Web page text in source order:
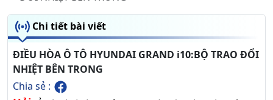
Chi tiết bài viết
ĐIỀU HÒA Ô TÔ HYUNDAI GRAND i10:BỘ TRAO ĐỔI
NHIỆT BÊN TRONG
Chia sẻ :